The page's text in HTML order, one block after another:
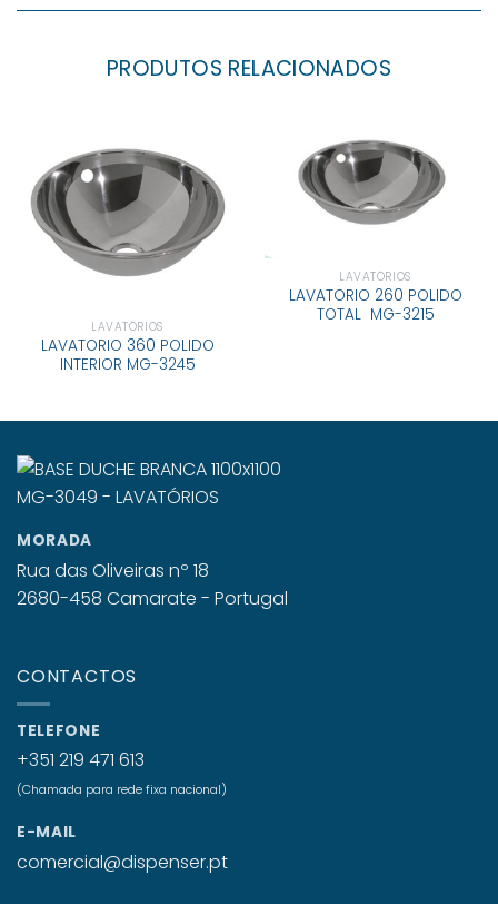
PRODUTOS RELACIONADOS
LAVATÓRIOS
LAVATORIO 360 POLIDO
INTERIOR MG-3245
LAVATÓRIOS
LAVATORIO 260 POLIDO
TOTAL MG-3215
MORADA
Rua das Oliveiras nº 18
2680-458 Camarate - Portugal
CONTACTOS
TELEFONE
+351 219 471 613
(Chamada para rede fixa nacional)
E-MAIL
comercial@dispenser.pt